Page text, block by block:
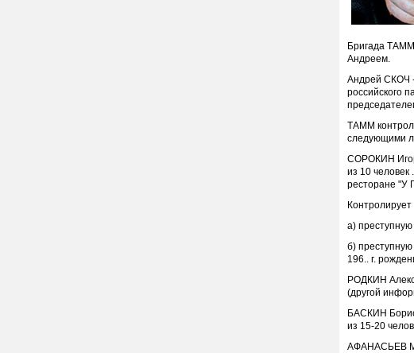
Бригада
Андреем.
Андрей СКОЧ -
российского
ТАММ
следующими
СОРОКИН
из 10 человек
ресторане "У
а)
б)
196.. г.
РОДКИН
(другой
БАСКИН
из 15-20
АФАНАСЬЕВ